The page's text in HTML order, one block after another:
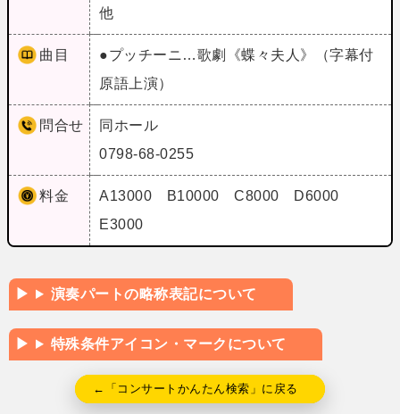
他
曲目
●プッチーニ…歌劇《蝶々夫人》（字幕付
原語上演）
問合せ
同ホール
0798-68-0255
料金
A13000 B10000 C8000 D6000
E3000
演奏パートの略称表記について
特殊条件アイコン・マークについて
←「コンサートかんたん検索」に戻る